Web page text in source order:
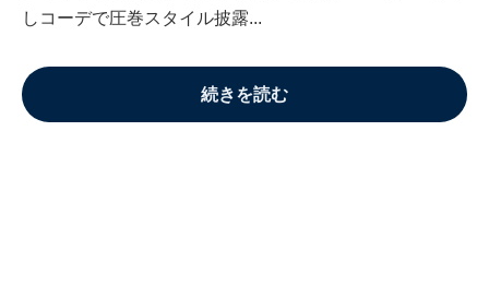
しコーデで圧巻スタイル披露...
続きを読む